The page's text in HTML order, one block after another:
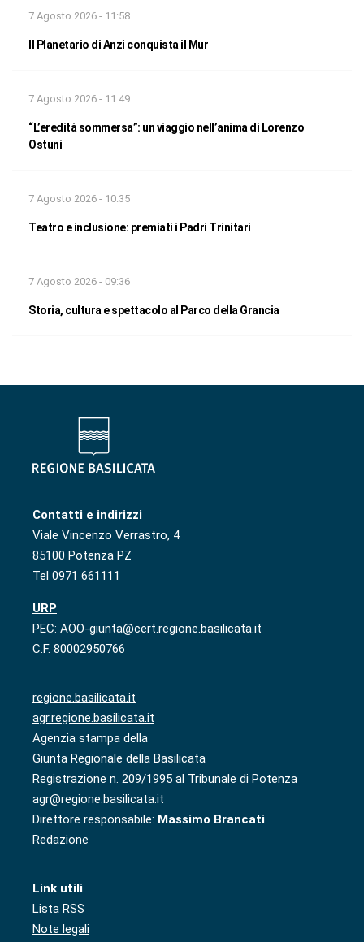
7 Agosto 2026 - 11:58
Il Planetario di Anzi conquista il Mur
7 Agosto 2026 - 11:49
“L’eredità sommersa”: un viaggio nell’anima di Lorenzo
Ostuni
7 Agosto 2026 - 10:35
Teatro e inclusione: premiati i Padri Trinitari
7 Agosto 2026 - 09:36
Storia, cultura e spettacolo al Parco della Grancia
Contatti e indirizzi
Viale Vincenzo Verrastro, 4
85100 Potenza PZ
Tel 0971 661111
URP
PEC: AOO-giunta@cert.regione.basilicata.it
C.F. 80002950766
regione.basilicata.it
agr.regione.basilicata.it
Agenzia stampa della
Giunta Regionale della Basilicata
Registrazione n. 209/1995 al Tribunale di Potenza
agr@regione.basilicata.it
Direttore responsabile: Massimo Brancati
Redazione
Link utili
Lista RSS
Note legali